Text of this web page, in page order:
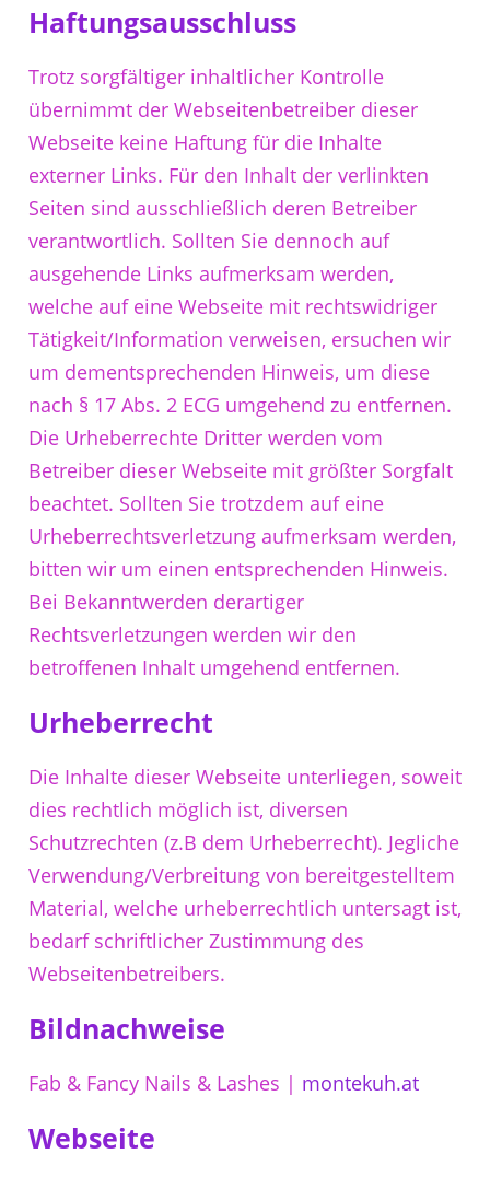
Haftungsausschluss
Trotz sorgfältiger inhaltlicher Kontrolle
übernimmt der Webseitenbetreiber dieser
Webseite keine Haftung für die Inhalte
externer Links. Für den Inhalt der verlinkten
Seiten sind ausschließlich deren Betreiber
verantwortlich. Sollten Sie dennoch auf
ausgehende Links aufmerksam werden,
welche auf eine Webseite mit rechtswidriger
Tätigkeit/Information verweisen, ersuchen wir
um dementsprechenden Hinweis, um diese
nach § 17 Abs. 2 ECG umgehend zu entfernen.
Die Urheberrechte Dritter werden vom
Betreiber dieser Webseite mit größter Sorgfalt
beachtet. Sollten Sie trotzdem auf eine
Urheberrechtsverletzung aufmerksam werden,
bitten wir um einen entsprechenden Hinweis.
Bei Bekanntwerden derartiger
Rechtsverletzungen werden wir den
betroffenen Inhalt umgehend entfernen.
Urheberrecht
Die Inhalte dieser Webseite unterliegen, soweit
dies rechtlich möglich ist, diversen
Schutzrechten (z.B dem Urheberrecht). Jegliche
Verwendung/Verbreitung von bereitgestelltem
Material, welche urheberrechtlich untersagt ist,
bedarf schriftlicher Zustimmung des
Webseitenbetreibers.
Bildnachweise
Fab & Fancy Nails & Lashes | montekuh.at
Webseite